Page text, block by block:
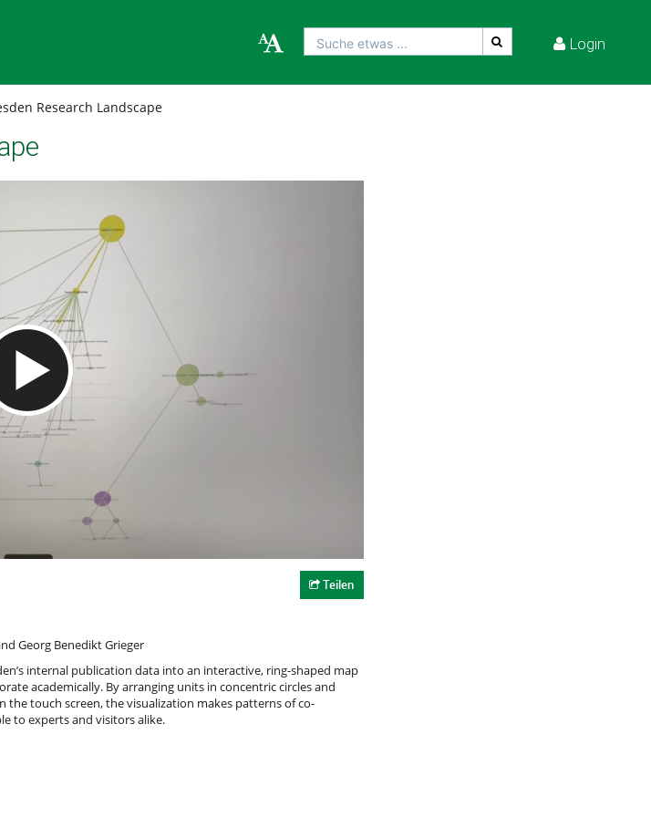
Suche etwas ... Login
Research Landscape
Video abspielen
Teilen
Georg Benedikt Grieger
internal publication data into an interactive, ring-shaped map
academically. By arranging units in concentric circles and
the touch screen, the visualization makes patterns of co-
to experts and visitors alike.